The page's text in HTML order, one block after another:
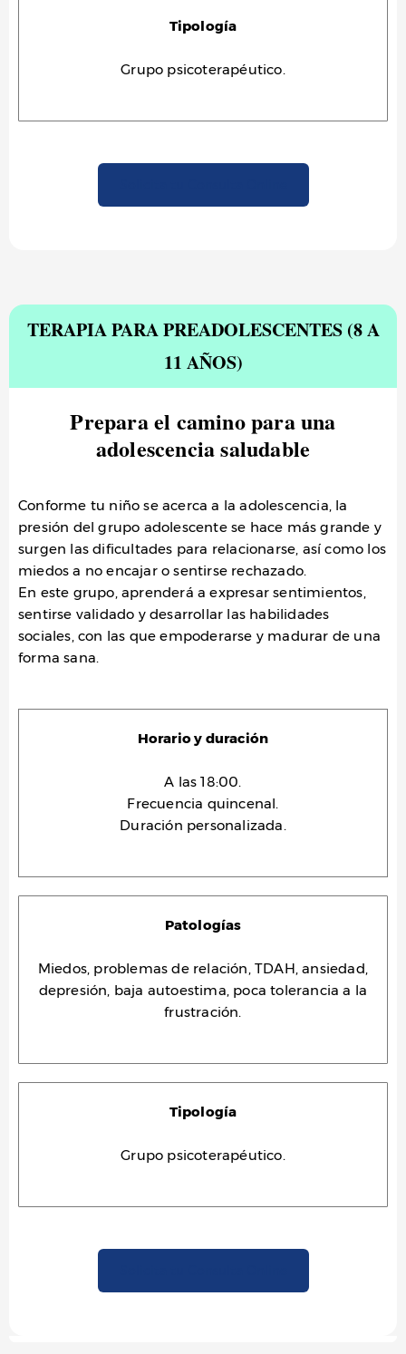
Tipología
Grupo psicoterapéutico.
TERAPIA PARA PREADOLESCENTES (8 A
11 AÑOS)
Prepara el camino para una
adolescencia saludable
Conforme tu niño se acerca a la adolescencia, la
presión del grupo adolescente se hace más grande y
surgen las dificultades para relacionarse, así como los
miedos a no encajar o sentirse rechazado.
En este grupo, aprenderá a expresar sentimientos,
sentirse validado y desarrollar las habilidades
sociales, con las que empoderarse y madurar de una
forma sana.
Horario y duración
A las 18:00.
Frecuencia quincenal.
Duración personalizada.
Patologías
Miedos, problemas de relación, TDAH, ansiedad,
depresión, baja autoestima, poca tolerancia a la
frustración.
Tipología
Grupo psicoterapéutico.